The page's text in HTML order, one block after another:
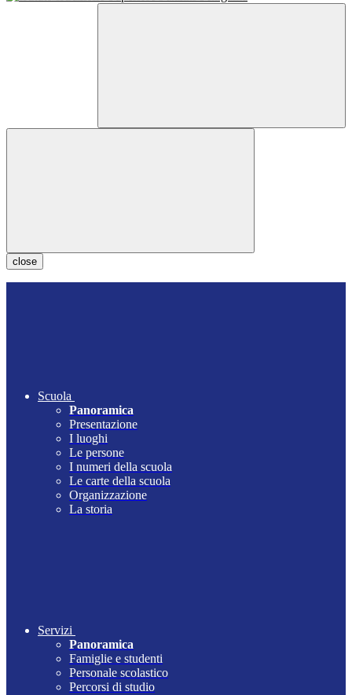
close
Scuola
Panoramica
Presentazione
I luoghi
Le persone
I numeri della scuola
Le carte della scuola
Organizzazione
La storia
Servizi
Panoramica
Famiglie e studenti
Personale scolastico
Percorsi di studio